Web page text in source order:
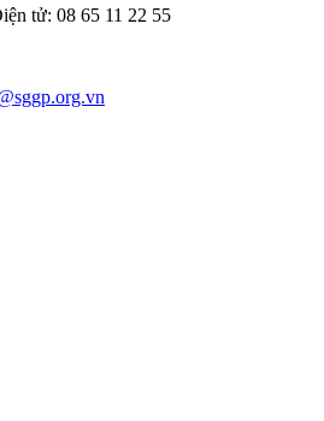
tử: 08 65 11 22 55